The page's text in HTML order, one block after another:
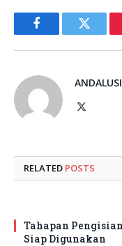
FacebookTwitter
RELATED POSTS
Tahapan
Siap Digunakan